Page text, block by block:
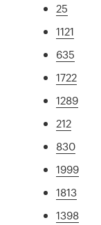
25
1121
635
1722
1289
212
830
1999
1813
1398